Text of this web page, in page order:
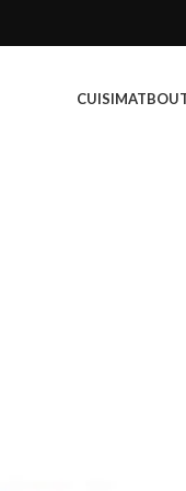
CUISIMAT